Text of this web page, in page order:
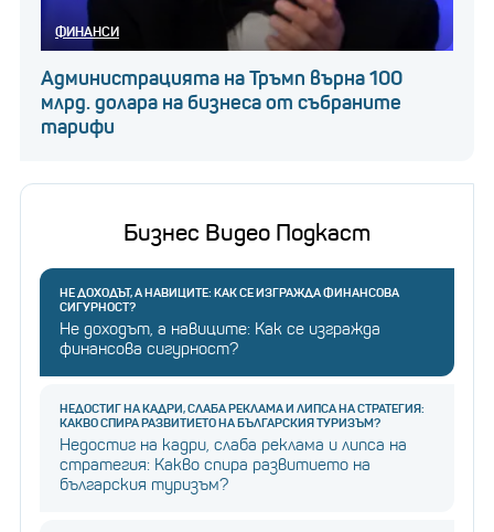
ФИНАНСИ
Администрацията на Тръмп върна 100
млрд. долара на бизнеса от събраните
тарифи
Бизнес Видео Подкаст
НЕ ДОХОДЪТ, А НАВИЦИТЕ: КАК СЕ ИЗГРАЖДА ФИНАНСОВА
СИГУРНОСТ?
Не доходът, а навиците: Как се изгражда
финансова сигурност?
НЕДОСТИГ НА КАДРИ, СЛАБА РЕКЛАМА И ЛИПСА НА СТРАТЕГИЯ:
КАКВО СПИРА РАЗВИТИЕТО НА БЪЛГАРСКИЯ ТУРИЗЪМ?
Недостиг на кадри, слаба реклама и липса на
стратегия: Какво спира развитието на
българския туризъм?